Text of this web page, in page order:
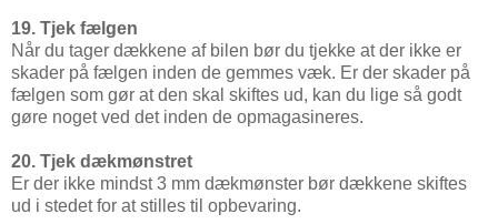
19. Tjek fælgen
Når du tager dækkene af bilen bør du tjekke at der ikke er
skader på fælgen inden de gemmes væk. Er der skader på
fælgen som gør at den skal skiftes ud, kan du lige så godt
gøre noget ved det inden de opmagasineres.
20. Tjek dækmønstret
Er der ikke mindst 3 mm dækmønster bør dækkene skiftes
ud i stedet for at stilles til opbevaring.